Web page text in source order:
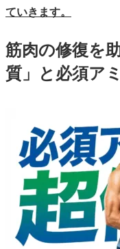
ていきます。
筋肉の修復を
質」と必須ア